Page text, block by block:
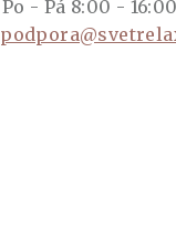
Po - Pá 8:00 - 16:00